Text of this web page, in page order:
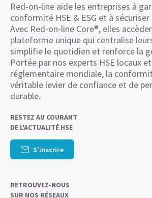
Red-on-line aide les entreprises à
conformité HSE & ESG et à
Avec Red-on-line Core®, elles
plateforme unique qui centralise
simplifie le quotidien et renforce la
Portée par nos experts HSE locaux
réglementaire mondiale, la
véritable levier de confiance et de
durable.
RESTEZ AU COURANT
DE L'ACTUALITÉ HSE
S'inscrire
RETROUVEZ-NOUS
SUR NOS RÉSEAUX